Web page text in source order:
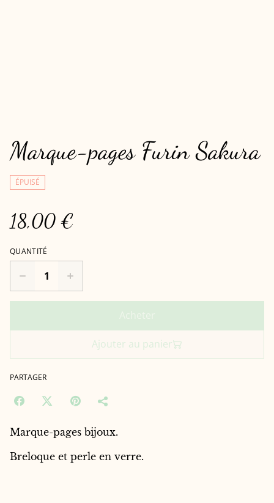
Marque-pages Furin Sakura
ÉPUISÉ
18,00 €
QUANTITÉ
Ajouter au panier
PARTAGER
Marque-pages bijoux.
Breloque et perle en verre.